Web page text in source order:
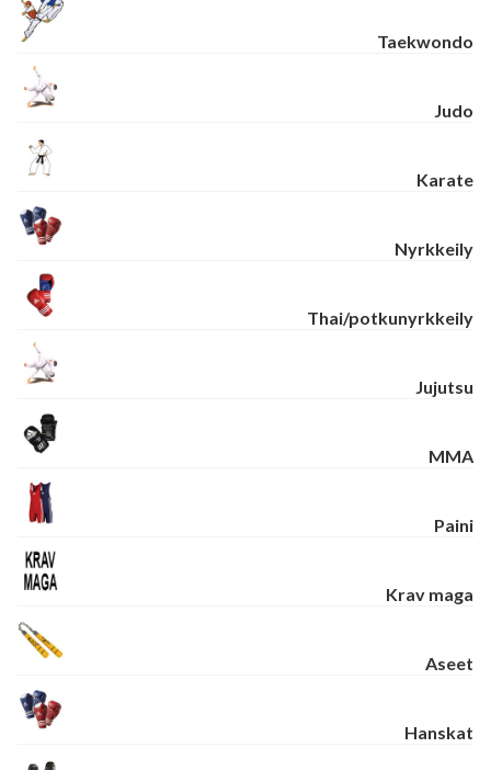
Taekwondo
Judo
Karate
Nyrkkeily
Thai/potkunyrkkeily
Jujutsu
MMA
Paini
Krav maga
Aseet
Hanskat